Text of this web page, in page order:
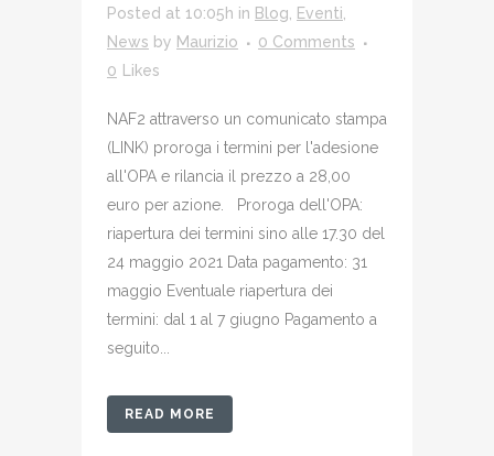
Posted at 10:05h in Blog, Eventi,
News by Maurizio
0 Comments
0 Likes
NAF2 attraverso un comunicato stampa
(LINK) proroga i termini per l'adesione
all'OPA e rilancia il prezzo a 28,00
euro per azione. Proroga dell'OPA:
riapertura dei termini sino alle 17.30 del
24 maggio 2021 Data pagamento: 31
maggio Eventuale riapertura dei
termini: dal 1 al 7 giugno Pagamento a
seguito...
READ MORE